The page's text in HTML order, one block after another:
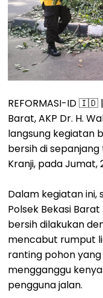
REFORMASI-ID 🇮🇩
Barat, AKP Dr. H.
langsung kegiatan
bersih di
Kranji, pada Jumat,
Dalam kegiatan ini,
Polsek Bekasi
bersih dilakukan
mencabut rumput
ranting pohon
mengganggu
pengguna jalan.